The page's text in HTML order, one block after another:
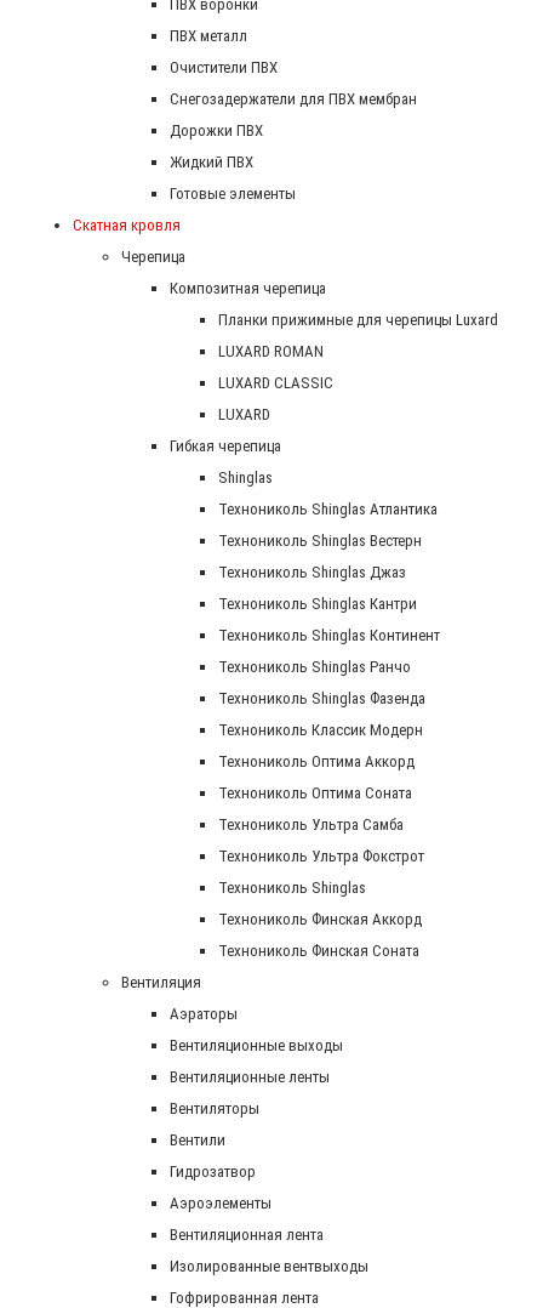
ПВХ воронки
ПВХ металл
Очистители ПВХ
Снегозадержатели для ПВХ мембран
Дорожки ПВХ
Жидкий ПВХ
Готовые элементы
Скатная кровля
Черепица
Композитная черепица
Планки прижимные для черепицы Luxard
LUXARD ROMAN
LUXARD CLASSIC
LUXARD
Гибкая черепица
Shinglas
Технониколь Shinglas Атлантика
Технониколь Shinglas Вестерн
Технониколь Shinglas Джаз
Технониколь Shinglas Кантри
Технониколь Shinglas Континент
Технониколь Shinglas Ранчо
Технониколь Shinglas Фазенда
Технониколь Классик Модерн
Технониколь Оптима Аккорд
Технониколь Оптима Соната
Технониколь Ультра Самба
Технониколь Ультра Фокстрот
Технониколь Shinglas
Технониколь Финская Аккорд
Технониколь Финская Соната
Вентиляция
Аэраторы
Вентиляционные выходы
Вентиляционные ленты
Вентиляторы
Вентили
Гидрозатвор
Аэроэлементы
Вентиляционная лента
Изолированные вентвыходы
Гофрированная лента